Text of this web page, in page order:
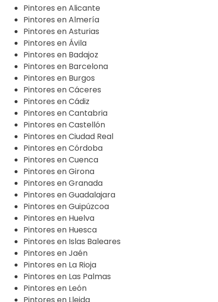
Pintores en Alicante
Pintores en Almería
Pintores en Asturias
Pintores en Ávila
Pintores en Badajoz
Pintores en Barcelona
Pintores en Burgos
Pintores en Cáceres
Pintores en Cádiz
Pintores en Cantabria
Pintores en Castellón
Pintores en Ciudad Real
Pintores en Córdoba
Pintores en Cuenca
Pintores en Girona
Pintores en Granada
Pintores en Guadalajara
Pintores en Guipúzcoa
Pintores en Huelva
Pintores en Huesca
Pintores en Islas Baleares
Pintores en Jaén
Pintores en La Rioja
Pintores en Las Palmas
Pintores en León